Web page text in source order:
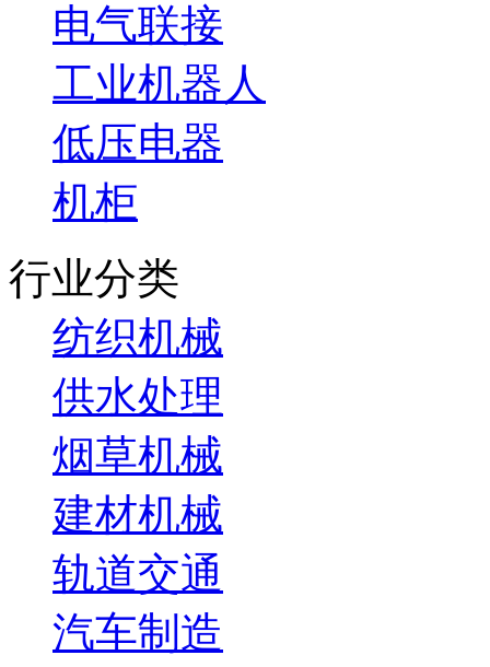
电气联接
工业机器人
低压电器
机柜
行业分类
纺织机械
供水处理
烟草机械
建材机械
轨道交通
汽车制造